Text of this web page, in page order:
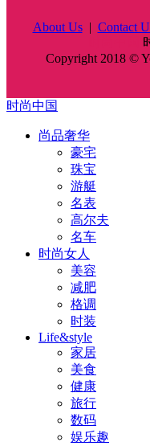
About Us| Contact
Copyright 2018 ©
时尚中国
尚品奢华
豪宅
珠宝
游艇
名表
高尔夫
名车
时尚女人
美容
减肥
格调
时装
Life&style
家居
美食
健康
旅行
数码
娱乐趣